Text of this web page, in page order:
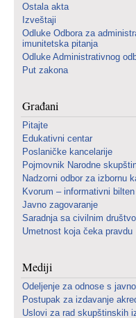
Ostala akta
Izveštaji
Odluke Odbora za
imunitetska pitanja
Odluke Administrativnog
Put zakona
Građani
Pitajte
Edukativni centar
Poslaničke kancelarije
Pojmovnik Narodne
Nadzorni odbor za izbornu
Kvorum – informativni
Javno zagovaranje
Saradnja sa civilnim
Umetnost koja čeka pravdu
Mediji
Odeljenje za odnose s
Postupak za izdavanje
Uslovi za rad skupštinskih